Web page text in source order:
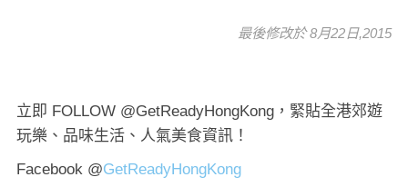
最後修改於 8月22日,2015
立即 FOLLOW @GetReadyHongKong，緊貼全港郊遊
玩樂、品味生活、人氣美食資訊！
Facebook @GetReadyHongKong